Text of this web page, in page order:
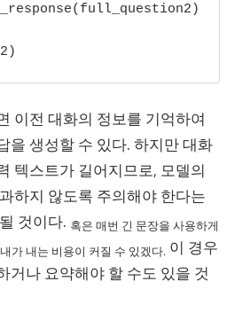
이전 대화의 정보를 기억하여
을 생성할 수 있다. 하지만 대화
텍스트가 길어지므로, 모델의
하지 않도록 주의해야 한다는
것이다. 혹은 매번 긴 문장을 사용하게
가 내는 비용이 커질 수 있겠다. 이 경우
거나 요약해야 할 수도 있을 것